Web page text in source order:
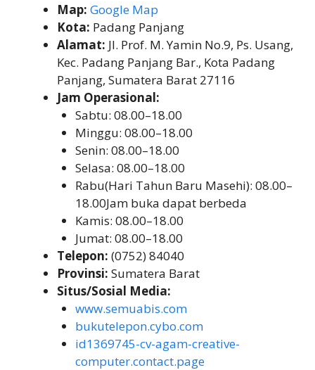
Map: Google Map
Kota: Padang Panjang
Alamat: Jl. Prof. M. Yamin No.9, Ps. Usang,
Kec. Padang Panjang Bar., Kota Padang
Panjang, Sumatera Barat 27116
Jam Operasional:
Sabtu: 08.00–18.00
Minggu: 08.00–18.00
Senin: 08.00–18.00
Selasa: 08.00–18.00
Rabu(Hari Tahun Baru Masehi): 08.00–
18.00Jam buka dapat berbeda
Kamis: 08.00–18.00
Jumat: 08.00–18.00
Telepon: (0752) 84040
Provinsi: Sumatera Barat
Situs/Sosial Media:
www.semuabis.com
bukutelepon.cybo.com
id1369745-cv-agam-creative-
computer.contact.page